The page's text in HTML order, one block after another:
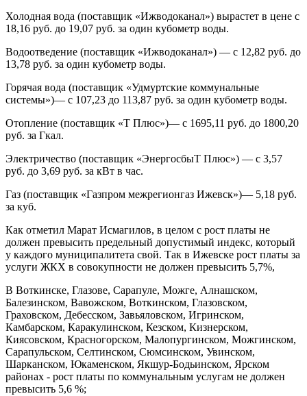
Холодная вода (поставщик «Ижводоканал») вырастет в цене с
18,16 руб. до 19,07 руб. за один кубометр воды.
Водоотведение (поставщик «Ижводоканал») — с 12,82 руб. до
13,78 руб. за один кубометр воды.
Горячая вода (поставщик «Удмуртские коммунальные
системы»)— с 107,23 до 113,87 руб. за один кубометр воды.
Отопление (поставщик «Т Плюс»)— с 1695,11 руб. до 1800,20
руб. за Гкал.
Электричество (поставщик «ЭнергосбыТ Плюс») — с 3,57
руб. до 3,69 руб. за кВт в час.
Газ (поставщик «Газпром межрегионгаз Ижевск»)— 5,18 руб.
за куб.
Как отметил Марат Исмагилов, в целом с рост платы не
должен превысить предельный допустимый индекс, который
у каждого муниципалитета свой. Так в Ижевске рост платы за
услуги ЖКХ в совокупности не должен превысить 5,7%,
В Воткинске, Глазове, Сарапуле, Можге, Алнашском,
Балезинском, Вавожском, Воткинском, Глазовском,
Граховском, Дебесском, Завьяловском, Игринском,
Камбарском, Каракулинском, Кезском, Кизнерском,
Киясовском, Красногорском, Малопургинском, Можгинском,
Сарапульском, Селтинском, Сюмсинском, Увинском,
Шарканском, Юкаменском, Якшур-Бодьинском, Ярском
районах - рост платы по коммунальным услугам не должен
превысить 5,6 %;